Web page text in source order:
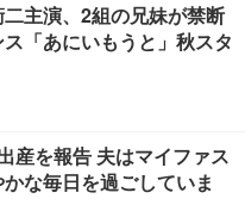
主演、2組の兄妹が禁断
「あにいもうと」秋スタ
産を報告 夫はマイファス
な毎日を過ごしていま